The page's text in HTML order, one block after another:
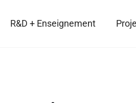
R&D + Enseignement